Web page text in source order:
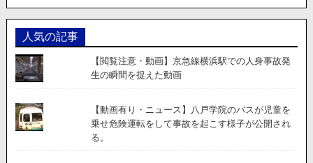
人気の記事
【閲覧注意・動画】京急線横浜駅での人身事故発
生の瞬間を捉えた動画
【動画有り・ニュース】八戸学院のバスが児童を
乗せ危険運転をして事故を起こす様子が公開され
る。